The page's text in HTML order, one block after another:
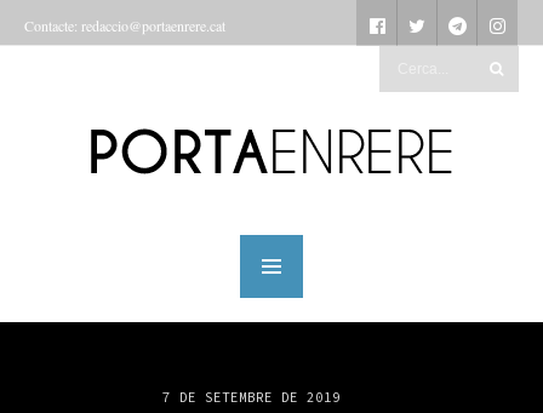
Contacte: redaccio@portaenrere.cat
7 DE SETEMBRE DE 2019